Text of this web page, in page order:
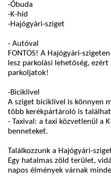
-Óbuda
-K-híd
-Hajógyári-sziget
- Autóval
FONTOS! A Hajógyári-
lesz parkolási lehetőség,
parkoljatok!
-Biciklivel
A sziget biciklivel is könnyen
több kerékpártároló is
- Taxival: a taxi közvetlenül a
benneteket.
Találkozzunk a Hajógyári-
Egy hatalmas zöld terület,
napos élmények várnak